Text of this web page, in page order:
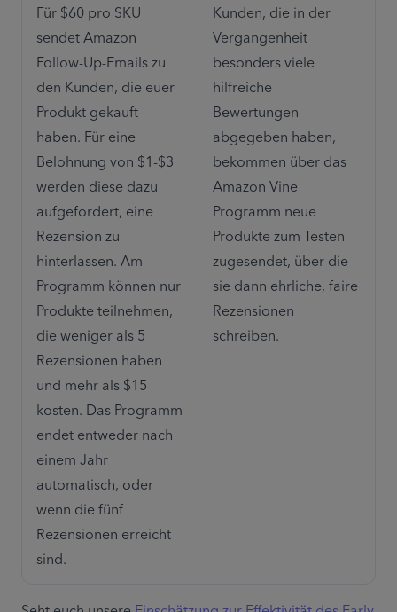
Für $60 pro SKU
sendet Amazon
Follow-Up-Emails zu
den Kunden, die euer
Produkt gekauft
haben. Für eine
Belohnung von $1-$3
werden diese dazu
aufgefordert, eine
Rezension zu
hinterlassen. Am
Programm können nur
Produkte teilnehmen,
die weniger als 5
Rezensionen haben
und mehr als $15
kosten. Das Programm
endet entweder nach
einem Jahr
automatisch, oder
wenn die fünf
Rezensionen erreicht
sind.
Kunden, die in der
Vergangenheit
besonders viele
hilfreiche
Bewertungen
abgegeben haben,
bekommen über das
Amazon Vine
Programm neue
Produkte zum Testen
zugesendet, über die
sie dann ehrliche, faire
Rezensionen
schreiben.